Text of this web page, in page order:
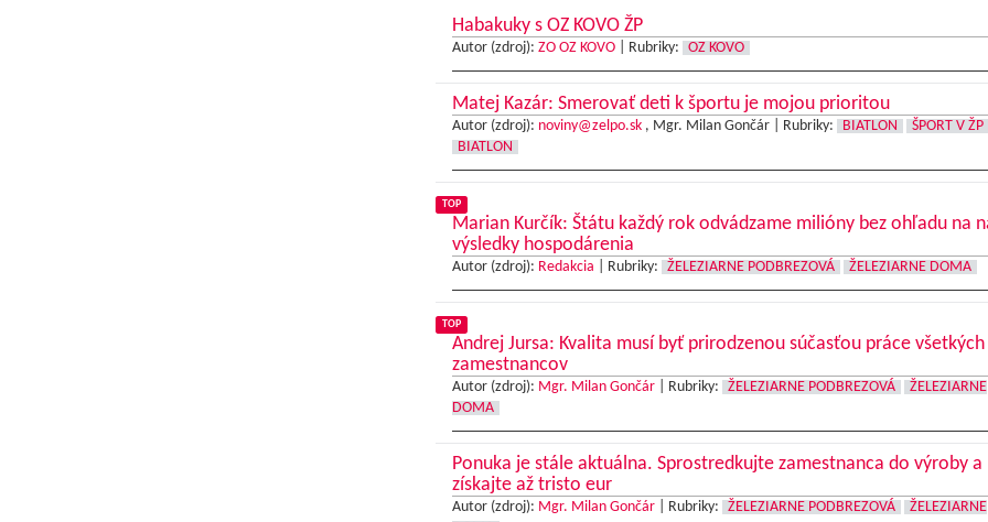
Habakuky s OZ KOVO ŽP
Autor (zdroj): ZO OZ KOVO| Rubriky: OZ KOVO
Matej Kazár: Smerovať deti k športu je mojou prioritou
Autor (zdroj): noviny@zelpo.sk, Mgr. Milan Gončár | Rubriky: BIATLON
ŠPORT V ŽP
BIATLON
TOP
Marian Kurčík: Štátu každý rok odvádzame milióny bez ohľadu na
výsledky hospodárenia
Autor (zdroj): Redakcia Rubriky: ŽELEZIARNE PODBREZOVÁ ŽELEZIARNE DOMA
TOP
Andrej Jursa: Kvalita musí byť prirodzenou súčasťou práce všetkých
zamestnancov
Autor (zdroj): Mgr. Milan Gončár| Rubriky: ŽELEZIARNE PODBREZOVÁ
ŽELEZIARNE
DOMA
Ponuka je stále aktuálna. Sprostredkujte zamestnanca do výroby a
získajte až tristo eur
Autor (zdroj): Mgr. Milan Gončár| Rubriky: ŽELEZIARNE PODBREZOVÁ
ŽELEZIARNE